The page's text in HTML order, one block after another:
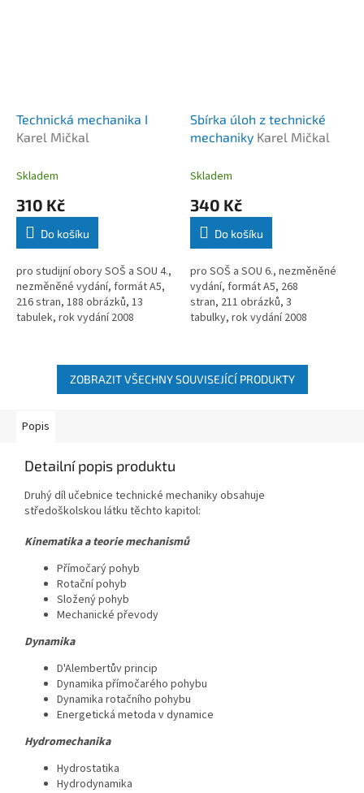
Technická mechanika I
Karel Mičkal
Skladem
310 Kč
Do košíku
pro studijní obory SOŠ a SOU 4.,
nezměněné vydání, formát A5,
216 stran, 188 obrázků, 13
tabulek, rok vydání 2008
Sbírka úloh z technické
mechaniky Karel Mičkal
Skladem
340 Kč
Do košíku
pro SOŠ a SOU 6., nezměněné
vydání, formát A5, 268
stran, 211 obrázků, 3
tabulky, rok vydání 2008
ZOBRAZIT VŠECHNY SOUVISEJÍCÍ PRODUKTY
Popis
Detailní popis produktu
Druhý díl učebnice technické mechaniky obsahuje
středoškolskou látku těchto kapitol:
Kinematika a teorie mechanismů
Přímočarý pohyb
Rotační pohyb
Složený pohyb
Mechanické převody
Dynamika
D'Alembertův princip
Dynamika přímočarého pohybu
Dynamika rotačního pohybu
Energetická metoda v dynamice
Hydromechanika
Hydrostatika
Hydrodynamika